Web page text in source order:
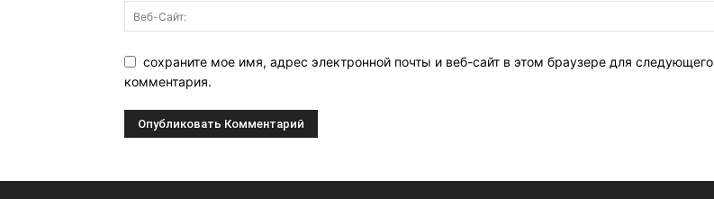
сохраните мое имя, адрес электронной почты и веб-сайт в этом браузере для следующего
комментария.